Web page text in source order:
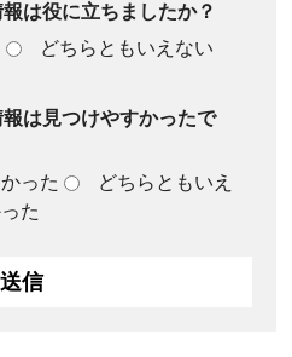
は役に立ちましたか？
どちらともいえない
は見つけやすかったで
った
どちらともいえ
た